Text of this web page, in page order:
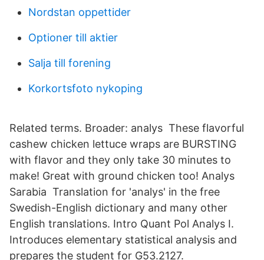
Nordstan oppettider
Optioner till aktier
Salja till forening
Korkortsfoto nykoping
Related terms. Broader: analys These flavorful
cashew chicken lettuce wraps are BURSTING
with flavor and they only take 30 minutes to
make! Great with ground chicken too! Analys
Sarabia Translation for 'analys' in the free
Swedish-English dictionary and many other
English translations. Intro Quant Pol Analys I.
Introduces elementary statistical analysis and
prepares the student for G53.2127.